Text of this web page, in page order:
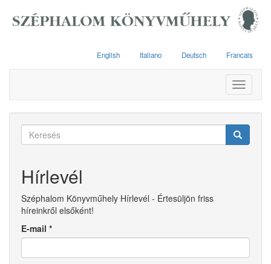
English Italiano Deutsch Francais
Toggle
Keresés
Hírlevél
Széphalom Könyvműhely Hírlevél - Értesüljön friss
híreinkről elsőként!
E-mail *